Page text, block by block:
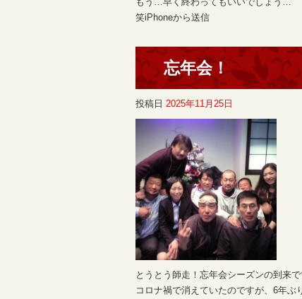
笑iPhoneから送信
忘年会！
投稿日 2025年11月25日
とうとう師走！忘年会シーズンの到来
コロナ禍で消えていたのですが、6年ぶ